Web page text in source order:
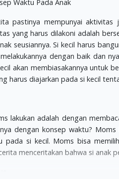
pastinya mempunyai
yang harus dilakoni adalah
seusiannya. Si kecil harus
dengan baik dan
akan membiasakannya untuk
harus diajarkan pada si kecil
lakukan adalah dengan
dengan konsep waktu?
pada si kecil. Moms bisa
menceritakan bahwa si anak